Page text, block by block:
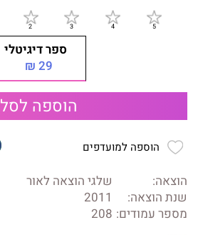
ספר דיגיטלי
29 ₪
הוספה לסל
הוספה למועדפים
הוצאה:
שלגי הוצאה לאור
שנת הוצאה:
2011
מספר עמודים: 208